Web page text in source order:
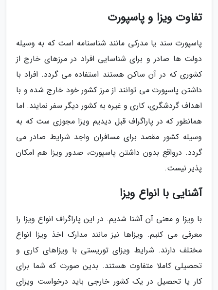
تفاوت ویزا و پاسپورت
پاسپورت سند یا مدرکی مانند شناسنامه است که به وسیله
دولت ها صادر و برای شناسایی افراد در مرزهای خارج از
کشوری که در آن ساکن هستند استفاده می گردد. افراد با
داشتن پاسپورت می توانند از مرز کشور خود خارج شده و با
اهداف گردشگری، کاری و غیره به کشور دیگر سفر نمایند. اما
همانطور که در پاراگراف قبل دیدیم ویزا مجوزی ست که به
وسیله کشور مقصد برای مسافران واجد شرایط صادر می
گردد. درواقع بدون داشتن پاسپورت، صدور ویزا هم امکان
پذیر نیست.
آشنایی با انواع ویزا
با ویزا و معنی آن آشنا شدیم. در این پاراگراف انواع ویزا را
معرفی می کنیم. ویزاها نیز مانند مدارک اخذ ویزا انواع
مختلف دارند. شرایط ویزای توریستی با ویزاهای کاری و
تحصیلی کاملا متفاوت هستند. بدین صورت که شما برای
کار یا تحصیل در یک کشور خارجی باید درخواست ویزای